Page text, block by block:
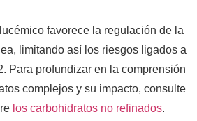
favorece la regulación de la
limitando así los riesgos ligados a
Para profundizar en la comprensión
complejos y su impacto, consulte
los carbohidratos no refinados.